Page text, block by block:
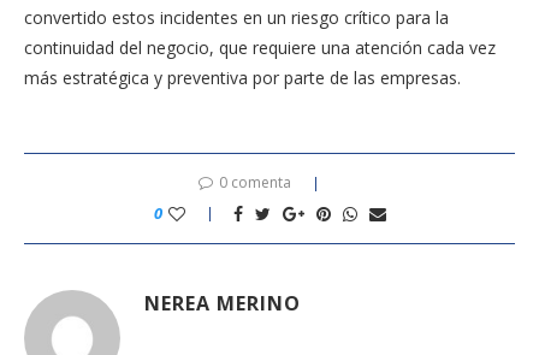
convertido estos incidentes en un riesgo crítico para la
continuidad del negocio, que requiere una atención cada vez
más estratégica y preventiva por parte de las empresas.
0 comenta
0
NEREA MERINO